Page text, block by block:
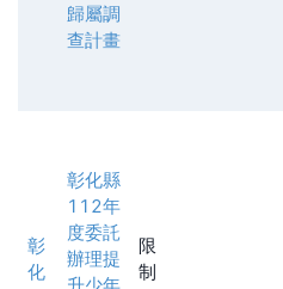
歸屬調
查計畫
彰
化
彰化縣
112年
度委託
辦理提
限
制